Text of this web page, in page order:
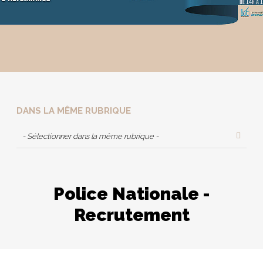
DANS LA MÊME RUBRIQUE
- Sélectionner dans la même rubrique -
Police Nationale -
Recrutement